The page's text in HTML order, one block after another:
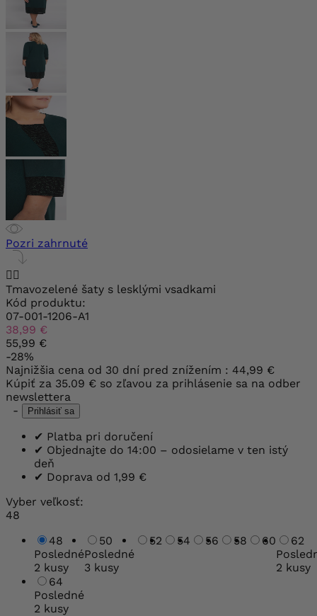
Pozri zahrnuté

Tmavozelené šaty s lesklými vsadkami
Kód produktu:
07-001-1206-A1
38,99 €
55,99 €
-28%
Najnižšia cena od 30 dní pred znížením : 44,99 €
Kúpiť za 35.09 € so zľavou za prihlásenie sa na odber
newslettera
-
Prihlásiť sa
✔ Platba pri doručení
✔ Objednajte do 14:00 – odosielame v ten istý
deň
✔ Doprava od 1,99 €
Vyber veľkosť:
48
48
Posledné
2 kusy
50
Posledné
3 kusy
52 54 56 58 60
62
2 kusy
64
Posledné
2 kusy